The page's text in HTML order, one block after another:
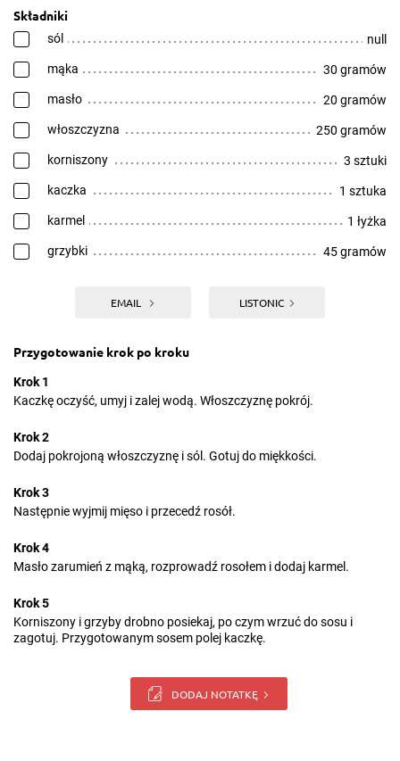
Składniki
sól null
mąka 30 gramów
masło 20 gramów
włoszczyzna 250 gramów
korniszony 3 sztuki
kaczka 1 sztuka
karmel 1 łyżka
grzybki 45 gramów
EMAIL LISTONIC
Przygotowanie krok po kroku
Krok 1
Kaczkę oczyść, umyj i zalej wodą. Włoszczyznę pokrój.
Krok 2
Dodaj pokrojoną włoszczyznę i sól. Gotuj do miękkości.
Krok 3
Następnie wyjmij mięso i przecedź rosół.
Krok 4
Masło zarumień z mąką, rozprowadź rosołem i dodaj karmel.
Krok 5
Korniszony i grzyby drobno posiekaj, po czym wrzuć do sosu i
zagotuj. Przygotowanym sosem polej kaczkę.
DODAJ NOTATKĘ